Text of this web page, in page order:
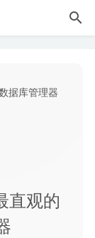
直观的
版-专业级raw
管理